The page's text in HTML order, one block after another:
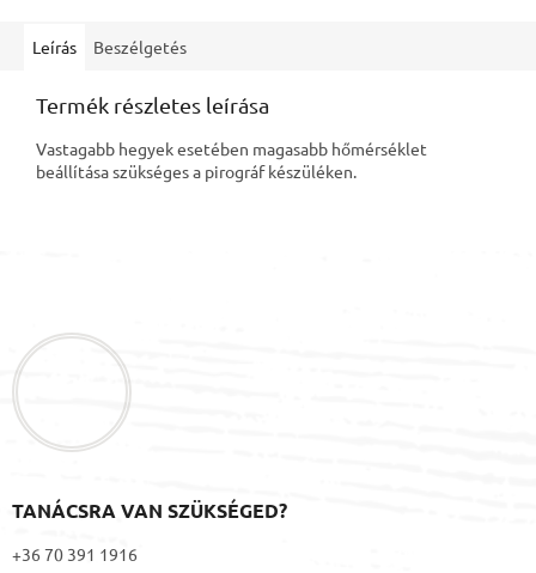
Leírás Beszélgetés
Termék részletes leírása
Vastagabb hegyek esetében magasabb hőmérséklet
beállítása szükséges a pirográf készüléken.
TANÁCSRA VAN SZÜKSÉGED?
+36 70 391 1916